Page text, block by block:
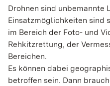
Drohnen sind unbemannte
Einsatzmöglichkeiten sind
im Bereich der Foto- und
Rehkitzrettung, der
Bereichen.
Es können dabei
betroffen sein. Dann